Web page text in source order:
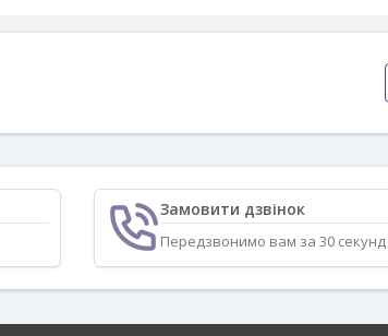
Замовити дзвінок
Передзвонимо вам за 30 секунд